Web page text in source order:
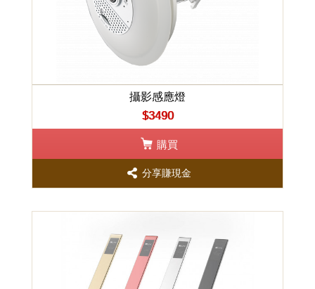
攝影感應燈
$3490
購買
分享賺現金